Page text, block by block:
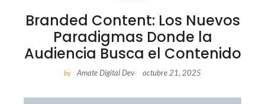
Branded Content: Los Nuevos
Paradigmas Donde la
Audiencia Busca el Contenido
by Amate Digital Dev- octubre 21, 2025